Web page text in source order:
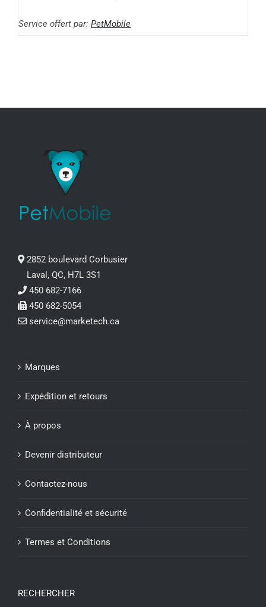
Service offert par: PetMobile
2852 boulevard Corbusier
Laval, QC, H7L 3S1
450 682-7166
450 682-5054
service@marketech.ca
Marques
Expédition et retours
À propos
Devenir distributeur
Contactez-nous
Confidentialité et sécurité
Termes et Conditions
RECHERCHER